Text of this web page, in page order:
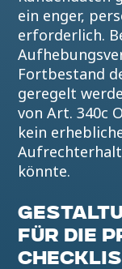
ein enger,
erforderlich.
Fortbestand
geregelt
von Art. 340c
kein
könnte.
FÜR DIE